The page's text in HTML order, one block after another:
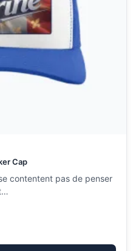
Cap
contentent pas de penser